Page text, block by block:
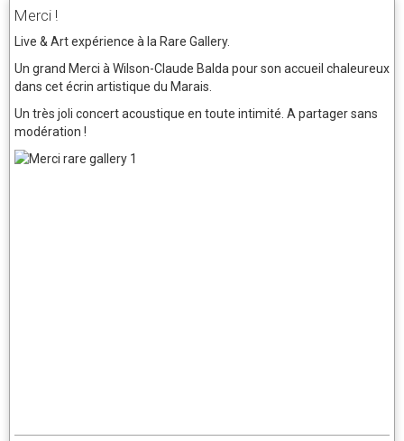
Merci !
Live & Art expérience à la Rare Gallery.
Un grand Merci à Wilson-Claude Balda pour son accueil chaleureux
dans cet écrin artistique du Marais.
Un très joli concert acoustique en toute intimité. A partager sans
modération !